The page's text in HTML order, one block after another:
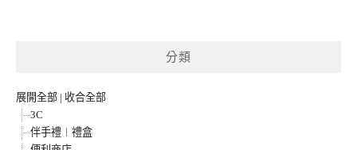
分類
展開全部 | 收合全部
3C
伴手禮︱禮盒